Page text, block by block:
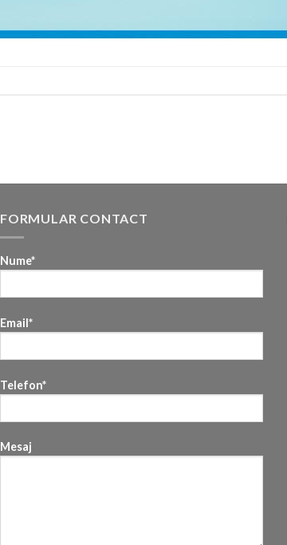
FORMULAR CONTACT
Nume*
Email*
Telefon*
Mesaj